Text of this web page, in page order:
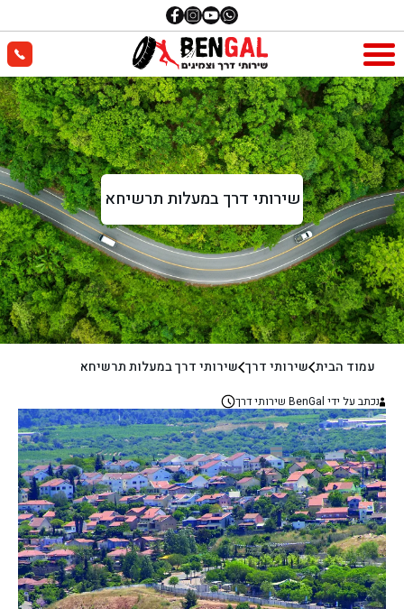
שירותי דרך במעלות תרשיחא
עמוד הבית שירותי דרך שירותי דרך במעלות תרשיחא
נכתב על ידי BenGal שירותי דרך